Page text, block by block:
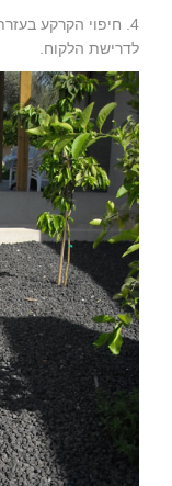
4. חיפוי הקרקע
לדרישת הלקוח.